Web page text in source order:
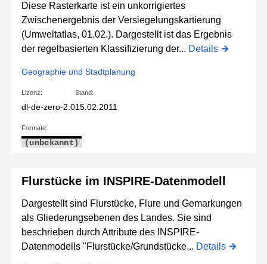
Diese Rasterkarte ist ein unkorrigiertes
Zwischenergebnis der Versiegelungskartierung
(Umweltatlas, 01.02.). Dargestellt ist das Ergebnis
der regelbasierten Klassifizierung der... Details
Geographie und Stadtplanung
Lizenz:
dl-de-zero-2.0
Stand:
15.02.2011
Formate:
(unbekannt)
Flurstücke im INSPIRE-Datenmodell
Dargestellt sind Flurstücke, Flure und Gemarkungen
als Gliederungsebenen des Landes. Sie sind
beschrieben durch Attribute des INSPIRE-
Datenmodells "Flurstücke/Grundstücke... Details